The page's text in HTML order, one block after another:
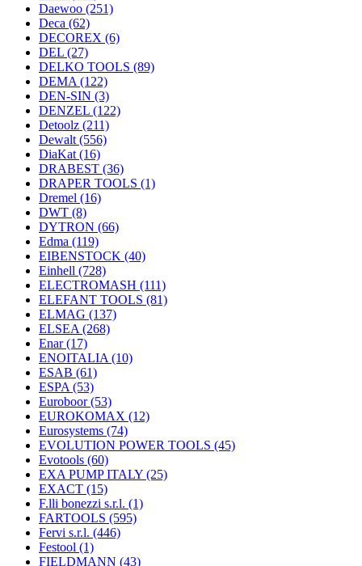
Daewoo (251)
Deca (62)
DECOREX (6)
DEL (27)
DELKO TOOLS (89)
DEMA (122)
DEN-SIN (3)
DENZEL (122)
Detoolz (211)
Dewalt (556)
DiaKat (16)
DRABEST (36)
DRAPER TOOLS (1)
Dremel (16)
DWT (8)
DYTRON (66)
Edma (119)
EIBENSTOCK (40)
Einhell (728)
ELECTROMASH (111)
ELEFANT TOOLS (81)
ELMAG (137)
ELSEA (268)
Enar(17)
ENOITALIA (10)
ESAB (61)
ESPA (53)
Euroboor(53)
EUROKOMAX (12)
Eurosystems (74)
EVOLUTION POWER TOOLS (45)
Evotools (60)
EXA PUMP ITALY (25)
EXACT (15)
F.lli bonezzi s.r.l. (1)
FARTOOLS (595)
Fervi s.r.l. (446)
Festool (1)
FIELDMANN (43)